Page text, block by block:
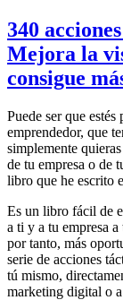
340
Mejora la
consigue
Puede ser que estés
emprendedor, que
simplemente
de tu empresa o de
libro que he escrito
Es un libro fácil de
a ti y a tu empresa
por tanto, más
serie de acciones
tú mismo,
marketing digital o